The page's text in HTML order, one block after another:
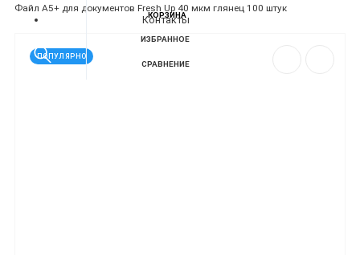
Контакты
КОРЗИНА
ИЗБРАННОЕ
СРАВНЕНИЕ
Файл А5+ для документов Fresh Up 40 мкм глянец 100 штук
ПОПУЛЯРНО